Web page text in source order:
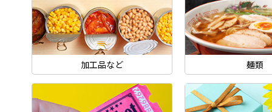
加工品など 麺類